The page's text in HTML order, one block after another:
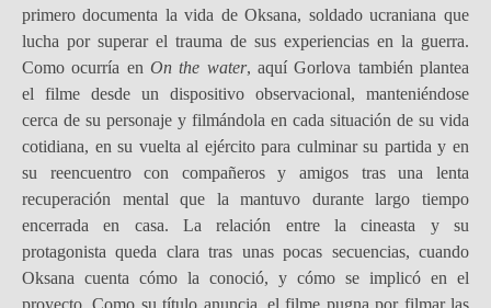
primero documenta la vida de Oksana, soldado ucraniana que
lucha por superar el trauma de sus experiencias en la guerra.
Como ocurría en On the water, aquí Gorlova también plantea
el filme desde un dispositivo observacional, manteniéndose
cerca de su personaje y filmándola en cada situación de su vida
cotidiana, en su vuelta al ejército para culminar su partida y en
su reencuentro con compañeros y amigos tras una lenta
recuperación mental que la mantuvo durante largo tiempo
encerrada en casa. La relación entre la cineasta y su
protagonista queda clara tras unas pocas secuencias, cuando
Oksana cuenta cómo la conoció, y cómo se implicó en el
proyecto. Como su título anuncia, el filme pugna por filmar las